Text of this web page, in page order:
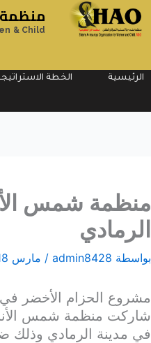
& Child
الرئيسية الخطة
منظمة شمس
الرمادي
بواسطة admin8428
/ مارس 18, 2025
مشروع الحزام الأخضر
شاركت منظمة شمس
في مدينة الرمادي وذلك